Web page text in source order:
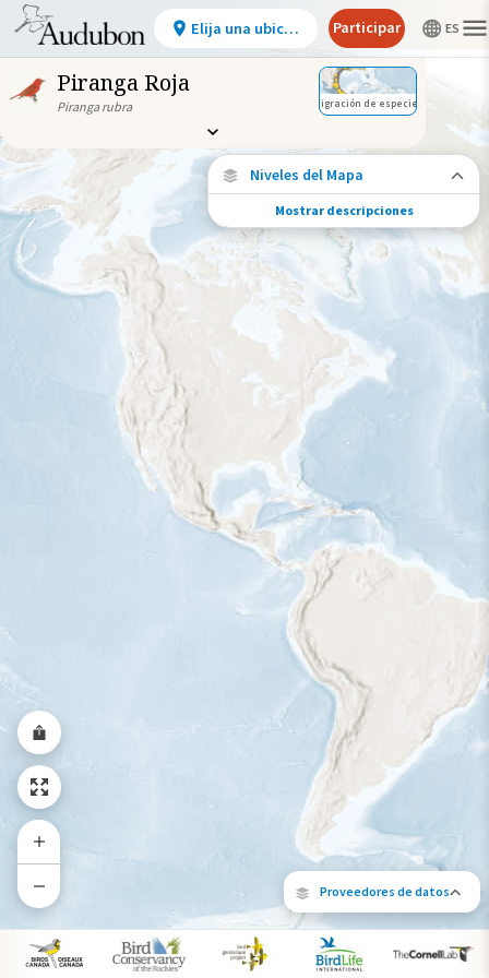
Piranga Roja
Piranga rubra Migración de especies
Proveedores de datos
Niveles del Mapa
Conexiones de especies
Elija cualquier ubicación en el mapa para
ver dónde más se han vuelto a encontrar
aves marcadas de esta especie.
Ubicaciones con disponibilidad
Ubicaciones conectadas
Gama de especies por estación
Gama de verano
Rango de invierno
Rango a lo largo del año
Mostrar descripciones
Elija una ubicación Participar